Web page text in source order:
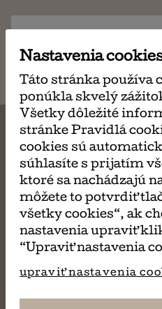
MÔŽE SA
Nastavenia
Táto stránka používa
ponúkla skvelý
Všetky dôležité
stránke Pravidlá
cookies sú
súhlasíte s prijatím
ktoré sa nachádzajú
môžete to potvrdiť
všetky cookies“, ak
nastavenia upraviť
“Upraviť nastavenia
upraviť nastavenia